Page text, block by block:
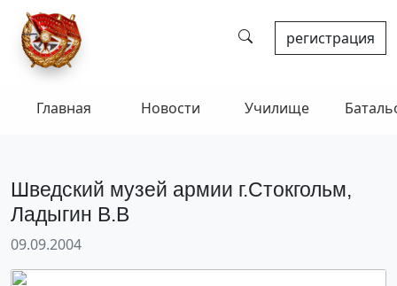
регистрация
Главная Новости Училище
Шведский музей армии г.Стокгольм,
Ладыгин В.В
09.09.2004